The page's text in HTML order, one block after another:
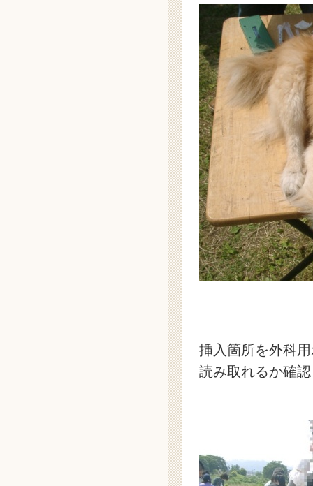
挿入箇所を外科
読み取れるか確